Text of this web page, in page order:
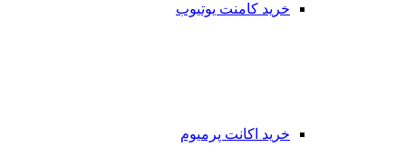
خرید کامنت یوتیوب
خرید اکانت پرمیوم